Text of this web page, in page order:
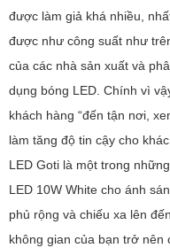
được làm giả khá nhiều,
được như công suất như
của các nhà sản xuất và
dụng bóng LED. Chính vì
khách hàng “đến tận nơi,
làm tăng độ tin cậy cho
LED Goti là một trong
LED 10W White cho ánh
phủ rộng và chiếu xa lên
không gian của bạn trở nên